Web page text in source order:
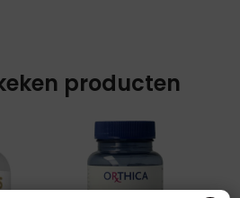
producten